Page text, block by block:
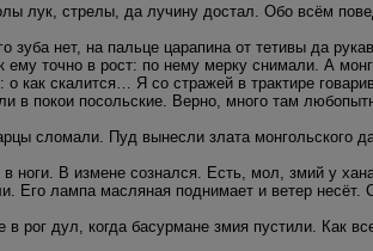
лук, стрелы, да лучину достал. Обо всём
зуба нет, на пальце царапина от тетивы да
ему точно в рост: по нему мерку снимали. А
о как скалится… Я со стражей в трактире
в покои посольские. Верно, много там
сломали. Пуд вынесли злата монгольского
ноги. В измене сознался. Есть, мол, змий у
Его лампа масляная поднимает и ветер несёт.
в рог дул, когда басурмане змия пустили. Как